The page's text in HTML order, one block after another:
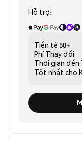
Hỗ trợ:
Tiền tệ 50+
Phí Thay đổi
Thời gian đến
Tốt nhất cho